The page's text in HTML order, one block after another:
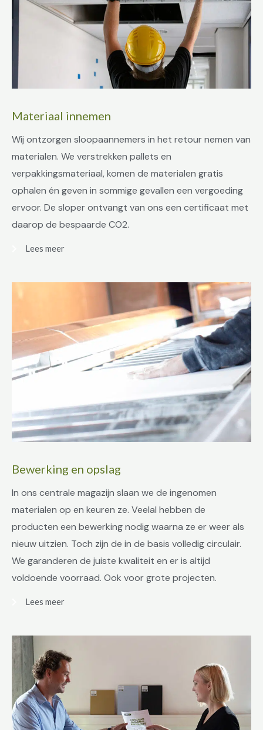
Materiaal innemen
Wij ontzorgen sloopaannemers in het retour nemen van
materialen. We verstrekken pallets en
verpakkingsmateriaal, komen de materialen gratis
ophalen én geven in sommige gevallen een vergoeding
ervoor. De sloper ontvangt van ons een certificaat met
daarop de bespaarde CO2.
Lees meer
Bewerking en opslag
In ons centrale magazijn slaan we de ingenomen
materialen op en keuren ze. Veelal hebben de
producten een bewerking nodig waarna ze er weer als
nieuw uitzien. Toch zijn de in de basis volledig circulair.
We garanderen de juiste kwaliteit en er is altijd
voldoende voorraad. Ook voor grote projecten.
Lees meer